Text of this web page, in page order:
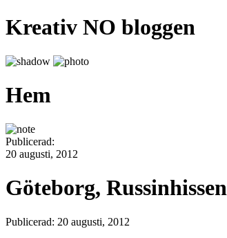
Kreativ NO bloggen
Hem
Publicerad:
20 augusti, 2012
Göteborg, Russinhissen
Publicerad: 20 augusti, 2012